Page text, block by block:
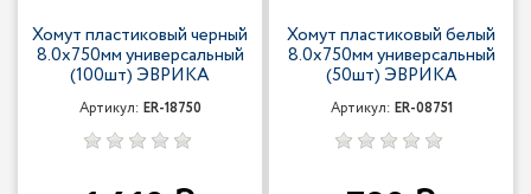
Хомут пластиковый черный
8.0x750мм универсальный
(100шт) ЭВРИКА
Артикул: ER-18750
Хомут пластиковый белый
8.0x750мм универсальный
(50шт) ЭВРИКА
Артикул: ER-08751